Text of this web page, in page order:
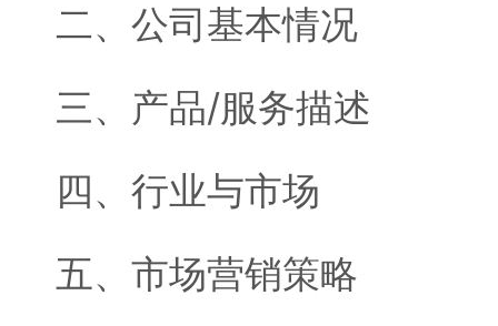
二、公司基本情况
三、产品/服务描述
四、行业与市场
五、市场营销策略